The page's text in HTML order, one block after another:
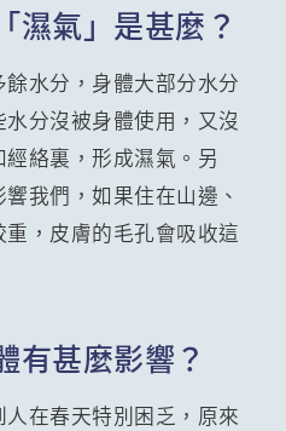
濕氣」是甚麼？
水分，身體大部分水分
分沒被身體使用，又沒
絡裏，形成濕氣。另
我們，如果住在山邊、
，皮膚的毛孔會吸收這
有甚麼影響？
在春天特別困乏，原來